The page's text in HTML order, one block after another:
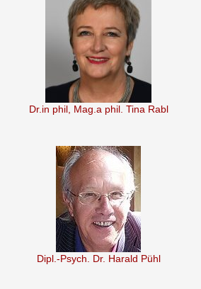
Dr.in phil, Mag.a phil. Tina Rabl
Dipl.-Psych. Dr. Harald Pühl